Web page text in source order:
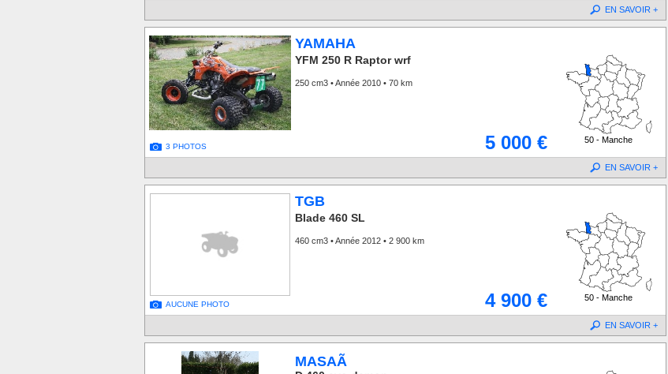
EN SAVOIR +
3 PHOTOS
YAMAHA
YFM 250 R Raptor wrf
250 cm3 • Année 2010 • 70 km
5 000 € 50 - Manche
EN SAVOIR +
AUCUNE PHOTO
TGB
Blade 460 SL
460 cm3 • Année 2012 • 2 900 km
4 900 € 50 - Manche
EN SAVOIR +
MASAÃ